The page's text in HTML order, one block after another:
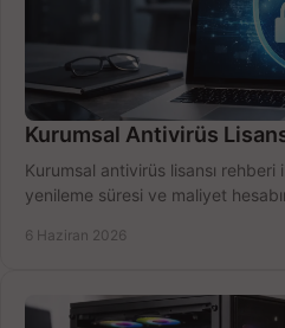
Kurumsal Antivirüs
Kurumsal antivirüs lisansı rehberi
yenileme süresi ve maliyet
6 Haziran 2026